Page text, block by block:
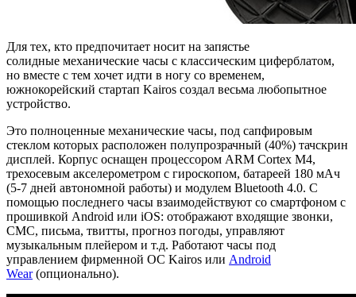
Для тех, кто предпочитает носит на запястье
солидные механические часы с классическим циферблатом,
но вместе с тем хочет идти в ногу со временем,
южнокорейский стартап Kairos создал весьма любопытное
устройство.
Это полноценные механические часы, под сапфировым
стеклом которых расположен полупрозрачный (40%) тачскрин
дисплей. Корпус оснащен процессором ARM Cortex M4,
трехосевым акселерометром с гироскопом, батареей 180 мАч
(5-7 дней автономной работы) и модулем Bluetooth 4.0. С
помощью последнего часы взаимодействуют со смартфоном с
прошивкой Android или iOS: отображают входящие звонки,
СМС, письма, твитты, прогноз погоды, управляют
музыкальным плейером и т.д. Работают часы под
управлением фирменной ОС Kairos или Android
Wear(опционально).